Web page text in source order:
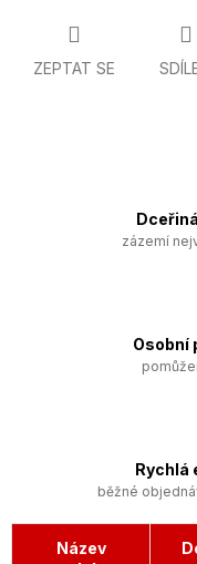
ZEPTAT SE
zázemí
Osobní
Rychlá
běžné
Název